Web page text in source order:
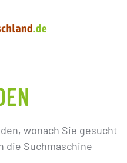
wonach Sie gesucht
die Suchmaschine